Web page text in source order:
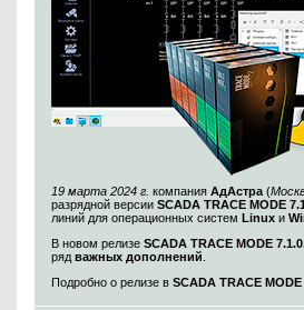
19 марта 2024 г. компания АдАстра (
разрядной версии SCADA TRACE MODE
линий для операционных систем Linux и
В новом релизе SCADA TRACE MODE
ряд важных дополнений
Подробно о релизе в SCADA TRACE MODE